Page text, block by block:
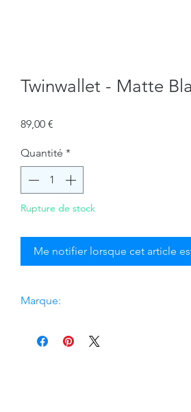
Twinwallet - Matte
89,00 €
Quantité *
Rupture de stock
Me notifier lorsque cet article
Marque: